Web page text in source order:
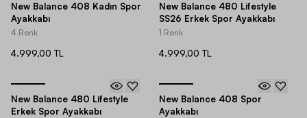
New Balance 408 Kadın Spor
Ayakkabı
4 Renk
4.999,00 TL
New Balance 480 Lifestyle
SS26 Erkek Spor Ayakkabı
1 Renk
4.999,00 TL
New Balance 480 Lifestyle
Erkek Spor Ayakkabı
New Balance 408 Spor
Ayakkabı